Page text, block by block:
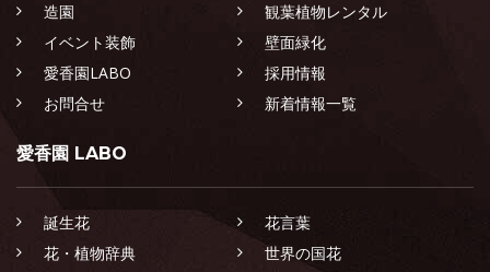
造園
観葉植物レンタル
イベント装飾
壁面緑化
愛香園LABO
採用情報
お問合せ
新着情報一覧
愛香園 LABO
誕生花
花言葉
花・植物辞典
世界の国花